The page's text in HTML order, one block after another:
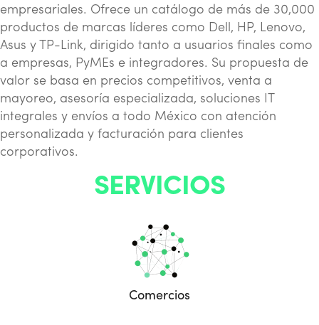
empresariales. Ofrece un catálogo de más de 30,000
productos de marcas líderes como Dell, HP, Lenovo,
Asus y TP-Link, dirigido tanto a usuarios finales como
a empresas, PyMEs e integradores. Su propuesta de
valor se basa en precios competitivos, venta a
mayoreo, asesoría especializada, soluciones IT
integrales y envíos a todo México con atención
personalizada y facturación para clientes
corporativos.
SERVICIOS
Comercios